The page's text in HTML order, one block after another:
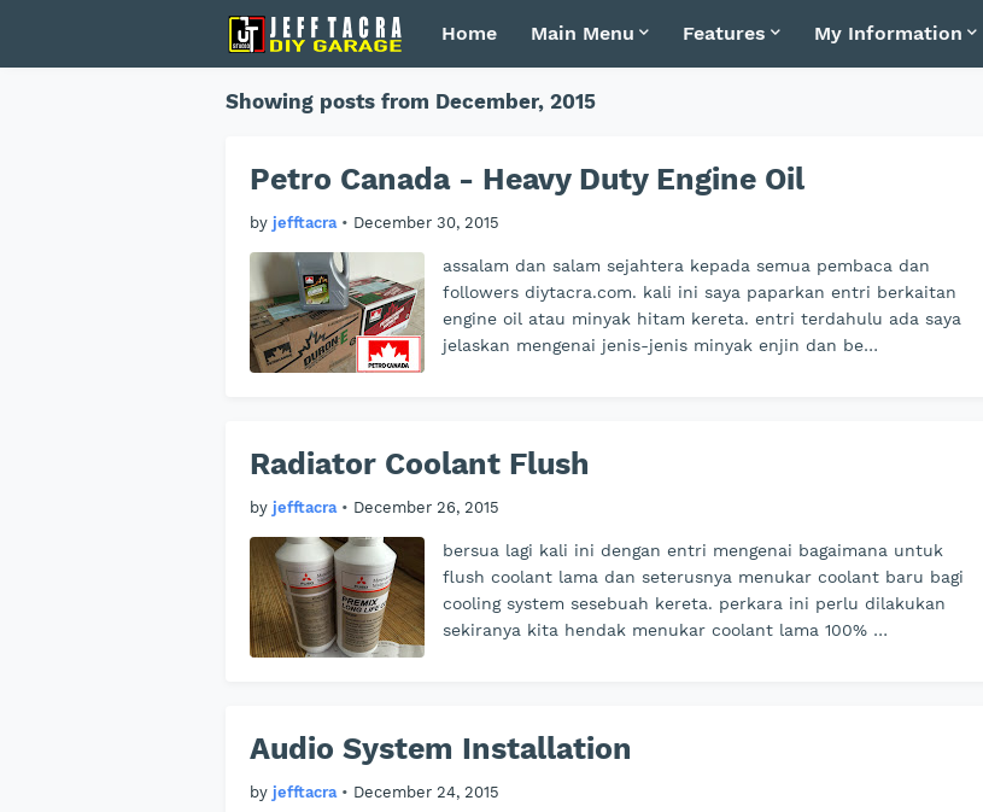
Home Main Menu Features My Information
Showing posts from December, 2015
Petro Canada - Heavy Duty Engine Oil
by jefftacra • December 30, 2015
assalam dan salam sejahtera kepada semua pembaca dan
followers diytacra.com. kali ini saya paparkan entri berkaitan
engine oil atau minyak hitam kereta. entri terdahulu ada saya
jelaskan mengenai jenis-jenis minyak enjin dan be…
Radiator Coolant Flush
by jefftacra • December 26, 2015
bersua lagi kali ini dengan entri mengenai bagaimana untuk
flush coolant lama dan seterusnya menukar coolant baru bagi
cooling system sesebuah kereta. perkara ini perlu dilakukan
sekiranya kita hendak menukar coolant lama 100% …
Audio System Installation
by jefftacra • December 24, 2015